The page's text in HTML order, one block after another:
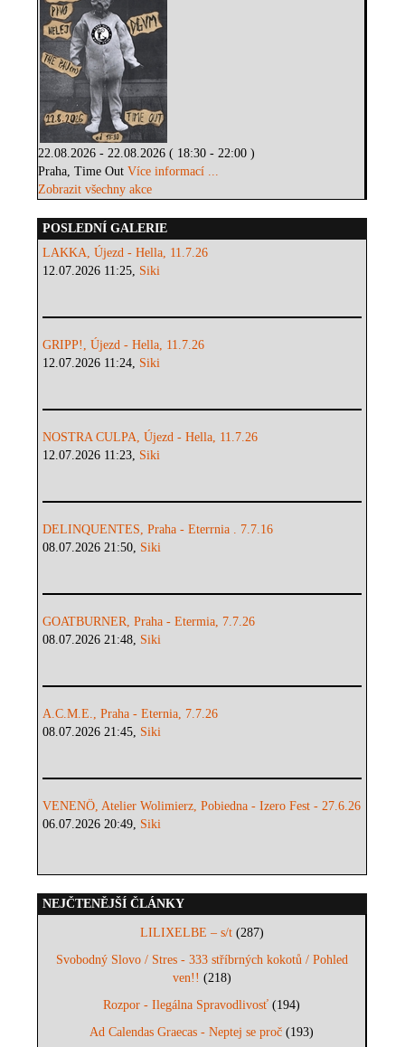
22.08.2026 - 22.08.2026 ( 18:30 - 22:00 )
Praha, Time OutVíce informací ...
Zobrazit všechny akce
POSLEDNÍ GALERIE
LAKKA, Újezd - Hella, 11.7.26
12.07.2026 11:25, Siki
GRIPP!, Újezd - Hella, 11.7.26
12.07.2026 11:24, Siki
NOSTRA CULPA, Újezd - Hella, 11.7.26
12.07.2026 11:23, Siki
DELINQUENTES, Praha - Eterrnia . 7.7.16
08.07.2026 21:50, Siki
GOATBURNER, Praha - Etermia, 7.7.26
08.07.2026 21:48, Siki
A.C.M.E., Praha - Eternia, 7.7.26
08.07.2026 21:45, Siki
VENENÖ, Atelier Wolimierz, Pobiedna - Izero Fest - 27.6.26
06.07.2026 20:49, Siki
NEJČTENĚJŠÍ ČLÁNKY
LILIXELBE – s/t(287)
Svobodný Slovo / Stres - 333 stříbrných kokotů / Pohled
ven!! (218)
Rozpor - Ilegálna Spravodlivosť (194)
Ad Calendas Graecas - Neptej se proč (193)